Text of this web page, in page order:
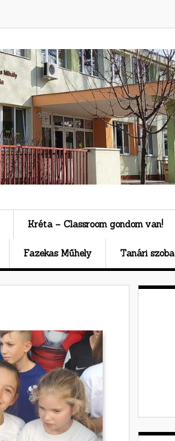
Kréta – Classroom gondom van!
Fazekas Műhely Tanári szoba